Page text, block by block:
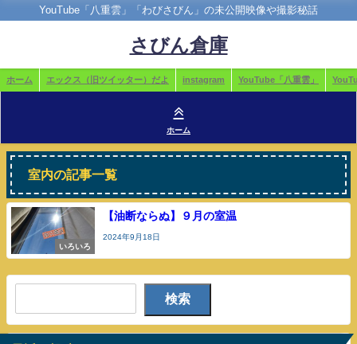
YouTube「八重雲」「わびさびん」の未公開映像や撮影秘話
さびん倉庫
ホーム エックス（旧ツイッター）だよ instagram YouTube「八重雲」
ホーム
室内の記事一覧
いろいろ
【油断ならぬ】９月の室温
2024年9月18日
検索